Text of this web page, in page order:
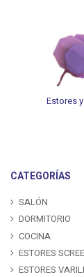
Estores
CATEGORÍAS
SALÓN
DORMITORIO
COCINA
ESTORES
ESTORES